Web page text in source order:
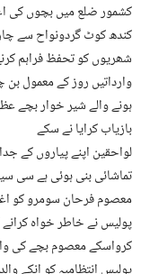
شھریوں کو تحفظ فراہم
وارداتیں روز کے معمول
ہونے والے شیر خوار بچے
بازیاب کرایا نے سکے
لواحقین اپنے پیاروں کے
تماشائی بنی ہوئی ہے سی
معصوم فرحان سومرو کو
پولیس نے خاطر خواہ
کرواسکے معصوم بچے کی